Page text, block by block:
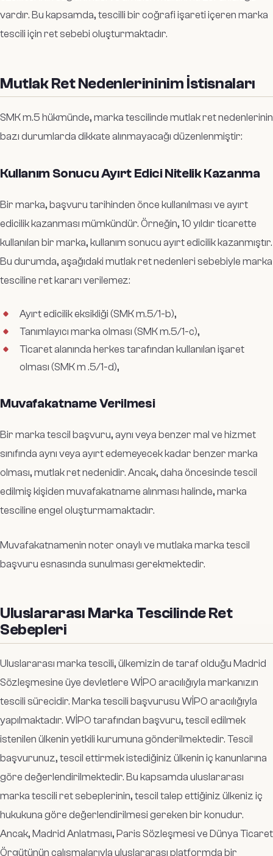
vardır. Bu kapsamda, tescilli bir coğrafi işareti içeren marka
tescili için ret sebebi oluşturmaktadır.
Mutlak Ret Nedenlerininim İstisnaları
SMK m.5 hükmünde, marka tescilinde mutlak ret nedenlerinin
bazı durumlarda dikkate alınmayacağı düzenlenmiştir:
Kullanım Sonucu Ayırt Edici Nitelik Kazanma
Bir marka, başvuru tarihinden önce kullanılması ve ayırt
edicilik kazanması mümkündür. Örneğin, 10 yıldır ticarette
kullanılan bir marka, kullanım sonucu ayırt edicilik kazanmıştır.
Bu durumda, aşağıdaki mutlak ret nedenleri sebebiyle marka
tesciline ret kararı verilemez:
Ayırt edicilik eksikliği (SMK m.5/1-b),
Tanımlayıcı marka olması (SMK m.5/1-c),
Ticaret alanında herkes tarafından kullanılan işaret
olması (SMK m .5/1-d),
Muvafakatname Verilmesi
Bir marka tescil başvuru, aynı veya benzer mal ve hizmet
sınıfında aynı veya ayırt edemeyecek kadar benzer marka
olması, mutlak ret nedenidir. Ancak, daha öncesinde tescil
edilmiş kişiden muvafakatname alınması halinde, marka
tesciline engel oluşturmamaktadır.
Muvafakatnamenin noter onaylı ve mutlaka marka tescil
başvuru esnasında sunulması gerekmektedir.
Uluslararası Marka Tescilinde Ret
Sebepleri
Uluslararası marka tescili, ülkemizin de taraf olduğu Madrid
Sözleşmesine üye devletlere WİPO aracılığıyla markanızın
tescili sürecidir. Marka tescili başvurusu WİPO aracılığıyla
yapılmaktadır. WİPO tarafından başvuru, tescil edilmek
istenilen ülkenin yetkili kurumuna gönderilmektedir. Tescil
başvurunuz, tescil ettirmek istediğiniz ülkenin iç kanunlarına
göre değerlendirilmektedir. Bu kapsamda uluslararası
marka tescili ret sebeplerinin, tescil talep ettiğiniz ülkeniz iç
hukukuna göre değerlendirilmesi gereken bir konudur.
Ancak, Madrid Anlatması, Paris Sözleşmesi ve Dünya Ticaret
Örgütünün çalışmalarıyla uluslararası platformda bir